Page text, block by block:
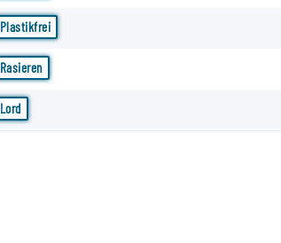
Plastikfrei
Rasieren
Lord